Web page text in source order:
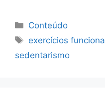
Categorias
Conteúdo
Tags
exercícios
sedentarismo